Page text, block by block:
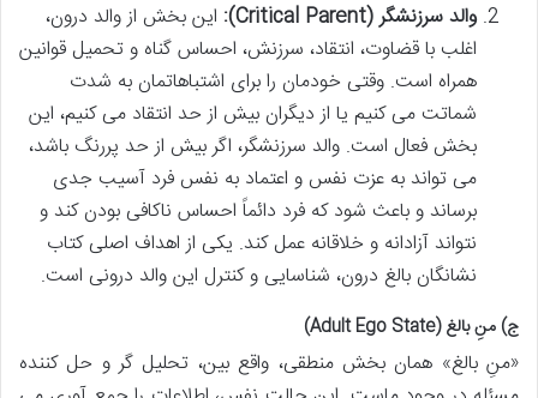
والد سرزنشگر (Critical Parent):
این بخش از والد درون،
اغلب با قضاوت، انتقاد، سرزنش، احساس گناه و تحمیل قوانین
همراه است. وقتی خودمان را برای اشتباهاتمان به شدت
شماتت می کنیم یا از دیگران بیش از حد انتقاد می کنیم، این
بخش فعال است. والد سرزنشگر، اگر بیش از حد پررنگ باشد،
می تواند به عزت نفس و اعتماد به نفس فرد آسیب جدی
برساند و باعث شود که فرد دائماً احساس ناکافی بودن کند و
نتواند آزادانه و خلاقانه عمل کند. یکی از اهداف اصلی کتاب
نشانگان بالغ درون، شناسایی و کنترل این والد درونی است.
ج) منِ بالغ (Adult Ego State)
«منِ بالغ» همان بخش منطقی، واقع بین، تحلیل گر و حل کننده